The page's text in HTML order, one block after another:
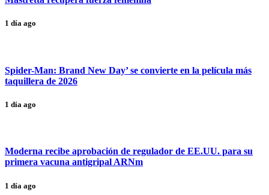
1 día ago
Spider-Man: Brand New Day’ se convierte en la película más
taquillera de 2026
1 día ago
Moderna recibe aprobación de regulador de EE.UU. para su
primera vacuna antigripal ARNm
1 día ago